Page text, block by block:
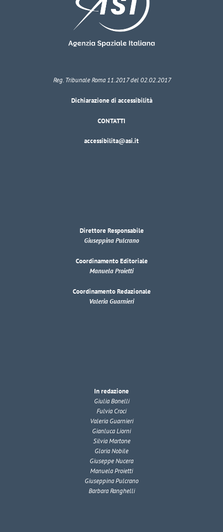
Reg. Tribunale Roma 11.2017 del 02.02.2017
Dichiarazione di accessibilità
CONTATTI
accessibilita@asi.it
Direttore Responsabile
Giuseppina Pulcrano
Coordinamento Editoriale
Manuela Proietti
Coordinamento Redazionale
Valeria Guarnieri
In redazione
Giulia Bonelli
Fulvia Croci
Valeria Guarnieri
Gianluca Liorni
Silvia Martone
Gloria Nobile
Giuseppe Nucera
Manuela Proietti
Giuseppina Pulcrano
Barbara Ranghelli